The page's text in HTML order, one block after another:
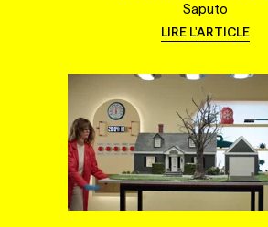
Saputo
LIRE L'ARTICLE